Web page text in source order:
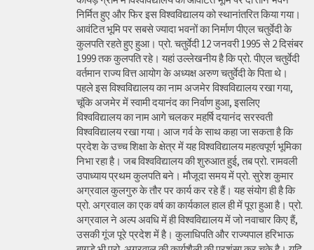
निर्मित हुए और फिर इस विश्वविद्यालय को स्थानांतरित किया गया।
आवंटित भूमि पर सबसे ज्यादा भवनों का निर्माण पीएल चतुर्वेदी के
कुलपति रहते हुए हुआ। प्रो. चतुर्वेदी 12 जनवरी 1995 से 2 दिसंबर
1999 तक कुलपति रहे। यहां उल्लेखनीय है कि प्रो. पीएल चतुर्वेदी
वर्तमान राज्य वित्त आयोग के अध्यक्ष अरुण चतुर्वेदी के पिता थे।
पहले इस विश्वविद्यालय का नाम अजमेर विश्वविद्यालय रखा गया,
चूंकि अजमेर में स्वामी दयानंद का निर्वाण हुआ, इसलिए
विश्वविद्यालय का नाम आगे चलकर महर्षि दयानंद सरस्वती
विश्वविद्यालय रखा गया। आज गर्व के साथ कहा जा सकता है कि
प्रदेश के उच्च शिक्षा के क्षेत्र में यह विश्वविद्यालय महत्वपूर्ण भूमिका
निभा रहा है। जब विश्वविद्यालय की शुरुआत हुई, तब प्रो. रामवली
उपाध्याय प्रथम कुलपति बने। मौजूदा समय में प्रो. सुरेश कुमार
अग्रवाल कुलगुरु के तौर पर कार्य कर रहे हैं। यह संयोग ही है कि
प्रो. अग्रवाल का एक वर्ष का कार्यकाल हाल ही में पूरा हुआ है। प्रो.
अग्रवाल ने अल्प अवधि में ही विश्वविद्यालय में जो नवाचार किए हैं,
उसकी गूंज पूरे प्रदेश में है। कुलाधिपति और राज्यपाल हरिभाऊ